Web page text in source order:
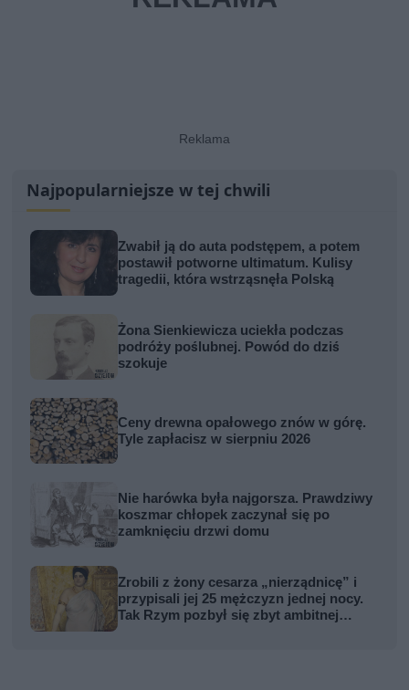
Najpopularniejsze w tej chwili
Zwabił ją do auta podstępem, a potem
postawił potworne ultimatum. Kulisy
tragedii, która wstrząsnęła Polską
Żona Sienkiewicza uciekła podczas
podróży poślubnej. Powód do dziś
szokuje
Ceny drewna opałowego znów w górę.
Tyle zapłacisz w sierpniu 2026
Nie harówka była najgorsza. Prawdziwy
koszmar chłopek zaczynał się po
zamknięciu drzwi domu
Zrobili z żony cesarza „nierządnicę” i
przypisali jej 25 mężczyzn jednej nocy.
Tak Rzym pozbył się zbyt ambitnej